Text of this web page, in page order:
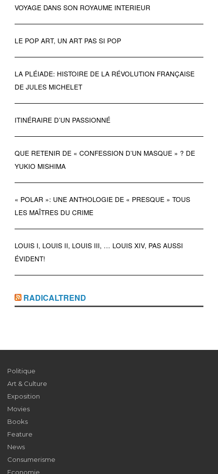
VOYAGE DANS SON ROYAUME INTERIEUR
LE POP ART, UN ART PAS SI POP
LA PLÉIADE: HISTOIRE DE LA RÉVOLUTION FRANÇAISE
DE JULES MICHELET
ITINÉRAIRE D’UN PASSIONNÉ
QUE RETENIR DE « CONFESSION D’UN MASQUE » ? DE
YUKIO MISHIMA
« POLAR »: UNE ANTHOLOGIE DE « PRESQUE » TOUS
LES MAÎTRES DU CRIME
LOUIS I, LOUIS II, LOUIS III, … LOUIS XIV, PAS AUSSI
ÉVIDENT!
RADICALTREND
Politique
Art & Culture
Exposition
Movies
Books
Feature
News
Consumerisme
Economie